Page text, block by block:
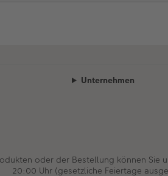
Unternehmen
oder der Bestellung können
20:00 Uhr (gesetzliche Feiertage